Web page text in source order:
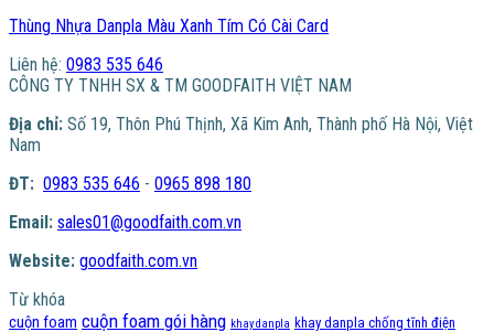
Thùng Nhựa Danpla Màu Xanh Tím Có Cài Card
Liên hệ: 0983 535 646
CÔNG TY TNHH SX & TM GOODFAITH VIỆT NAM
Địa chỉ: Số 19, Thôn Phú Thịnh, Xã Kim Anh, Thành phố Hà Nội, Việt
Nam
ĐT: 0983 535 646 - 0965 898 180
Email: sales01@goodfaith.com.vn
Website: goodfaith.com.vn
Từ khóa
cuộn foam cuộn foam gói hàng khay danpla khay danpla chống tĩnh điện